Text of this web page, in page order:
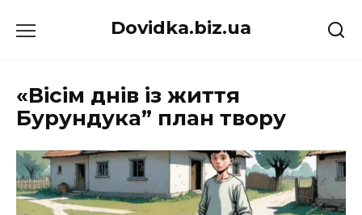
до
Dovidka.biz.ua
«Вісім днів із життя
Бурундука” план твору